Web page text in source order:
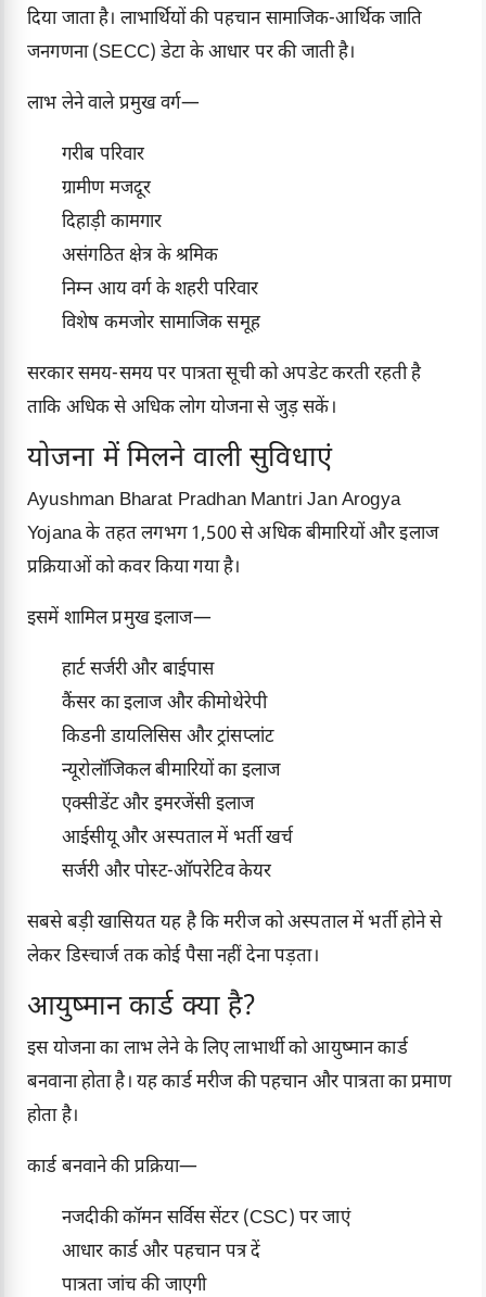
दिया जाता है। लाभार्थियों की पहचान सामाजिक-आर्थिक जाति
जनगणना (SECC) डेटा के आधार पर की जाती है।
लाभ लेने वाले प्रमुख वर्ग—
गरीब परिवार
ग्रामीण मजदूर
दिहाड़ी कामगार
असंगठित क्षेत्र के श्रमिक
निम्न आय वर्ग के शहरी परिवार
विशेष कमजोर सामाजिक समूह
सरकार समय-समय पर पात्रता सूची को अपडेट करती रहती है
ताकि अधिक से अधिक लोग योजना से जुड़ सकें।
योजना में मिलने वाली सुविधाएं
Ayushman Bharat Pradhan Mantri Jan Arogya
Yojana के तहत लगभग 1,500 से अधिक बीमारियों और इलाज
प्रक्रियाओं को कवर किया गया है।
इसमें शामिल प्रमुख इलाज—
हार्ट सर्जरी और बाईपास
कैंसर का इलाज और कीमोथेरेपी
किडनी डायलिसिस और ट्रांसप्लांट
न्यूरोलॉजिकल बीमारियों का इलाज
एक्सीडेंट और इमरजेंसी इलाज
आईसीयू और अस्पताल में भर्ती खर्च
सर्जरी और पोस्ट-ऑपरेटिव केयर
सबसे बड़ी खासियत यह है कि मरीज को अस्पताल में भर्ती होने से
लेकर डिस्चार्ज तक कोई पैसा नहीं देना पड़ता।
आयुष्मान कार्ड क्या है?
इस योजना का लाभ लेने के लिए लाभार्थी को आयुष्मान कार्ड
बनवाना होता है। यह कार्ड मरीज की पहचान और पात्रता का प्रमाण
होता है।
कार्ड बनवाने की प्रक्रिया—
नजदीकी कॉमन सर्विस सेंटर (CSC) पर जाएं
आधार कार्ड और पहचान पत्र दें
पात्रता जांच की जाएगी